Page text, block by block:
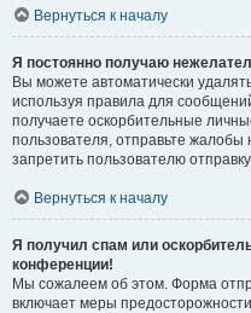
Вернуться к началу
Я постоянно получаю
Вы можете автоматически
используя правила для
получаете оскорбительные
пользователя, отправьте
запретить пользователю
Вернуться к началу
Я получил спам или
конференции!
Мы сожалеем об этом. Форма
включает меры